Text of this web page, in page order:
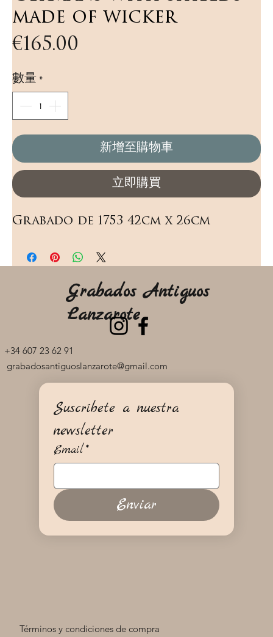
made of wicker
€165.00
數量*
新增至購物車
立即購買
Grabado de 1753 42cm x 26cm
+34 607 23 62 91
grabadosantiguoslanzarote@gmail.com
Grabados Antiguos
Lanzarote
Términos y condiciones de compra
Suscríbete a nuestra
newsletter
Email*
Enviar